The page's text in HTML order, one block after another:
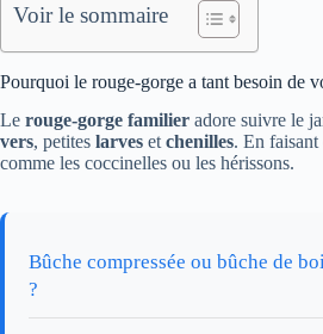
Voir le sommaire
Pourquoi le rouge-gorge a tant besoin de
Le rouge-gorge familier adore suivre le
vers, petites larves etchenilles. En
comme les coccinelles ou les hérissons.
Bûche compressée ou bûche de
?